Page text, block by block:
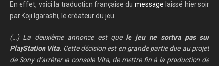
En effet, voici la traduction française du message laissé hier soir
par Koji Igarashi, le créateur du jeu.
(…) La deuxième annonce est que le jeu ne sortira pas sur
PlayStation Vita. Cette décision est en grande partie due au projet
de Sony d’arrêter la console Vita, de mettre fin à la production de